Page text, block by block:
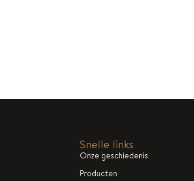
Snelle links
Onze geschiedenis
Producten